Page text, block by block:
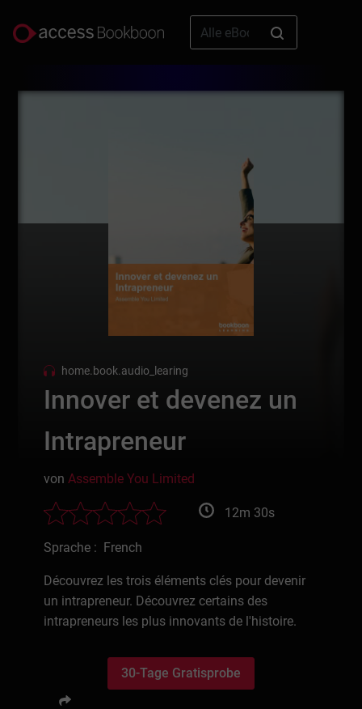
home.book.audio_learing
Innover et devenez un
Intrapreneur
vonAssemble You Limited
12m 30s
Sprache : French
Découvrez les trois éléments clés pour devenir
un intrapreneur. Découvrez certains des
intrapreneurs les plus innovants de l'histoire.
30-Tage Gratisprobe